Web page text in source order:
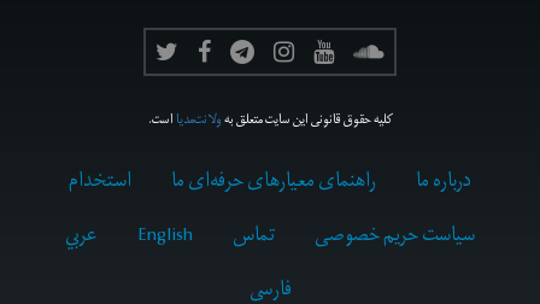
کلیه حقوق قانونی این سایت متعلق بهولانت‌مدیااست.
درباره ما راهنمای معیارهای حرفه‌ای ما
استخدام
سیاست حریم خصوصی
تماس English
عربي
فارسى